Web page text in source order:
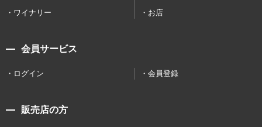
ワイナリー お店
会員サービス
ログイン 会員登録
販売店の方